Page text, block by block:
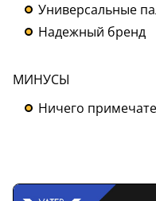
Универсальные
Надежный бренд
МИНУСЫ
Ничего